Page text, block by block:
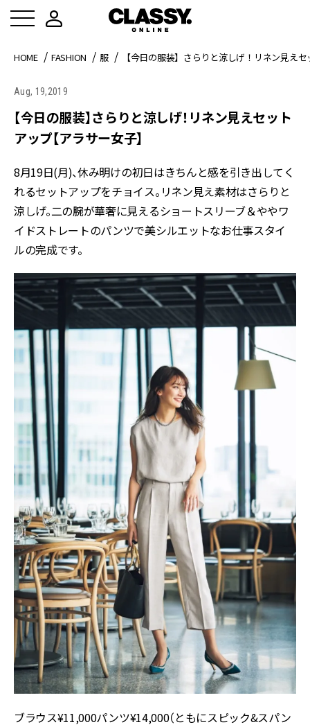
HOME FASHION 服 【今日の服装】さらりと涼しげ！リネン見え
Aug, 19,2019
【今日の服装】さらりと涼しげ！リネン見えセット
アップ【アラサー女子】
8月19日(月)、休み明けの初日はきちんと感を引き出してく
れるセットアップをチョイス。リネン見え素材はさらりと
涼しげ。二の腕が華奢に見えるショートスリーブ＆ややワ
イドストレートのパンツで美シルエットなお仕事スタイ
ルの完成です。
ブラウス¥11,000パンツ¥14,000（ともにスピック&スパン